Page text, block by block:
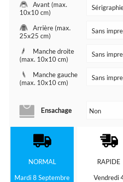
Avant (max.
10x10 cm)
Arrière (max.
25x25 cm)
Manche droite
(max. 10x10 cm)
Manche gauche
(max. 10x10 cm)
Ensachage
NORMAL
Mardi 8 Septembre
RAPIDE
Vendredi